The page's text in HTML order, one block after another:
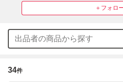
＋フォロ
34件